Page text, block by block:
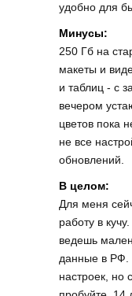
удобно для
Минусы:
250 Гб на
макеты и
и таблиц - с
вечером
цветов пока
не все
обновлений.
В целом:
Для меня
работу в
ведешь
данные в РФ.
настроек,